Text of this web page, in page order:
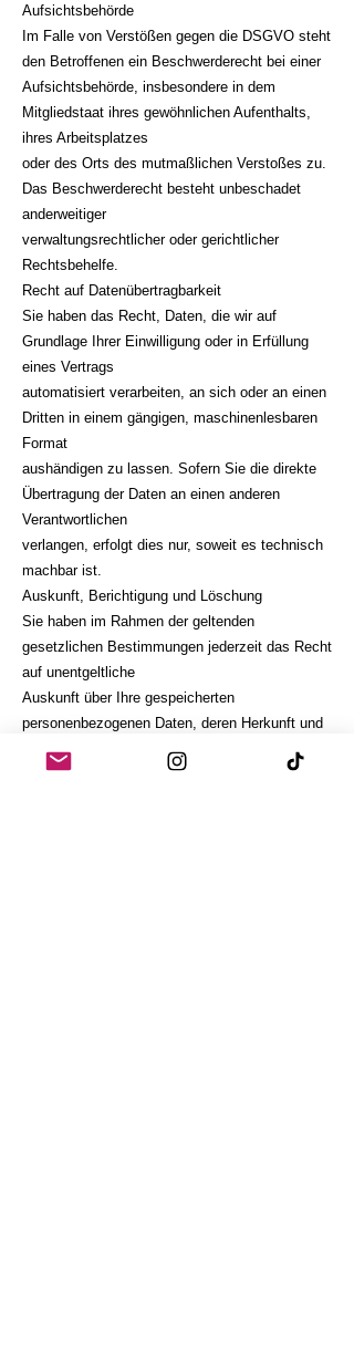
Aufsichtsbehörde
Im Falle von Verstößen gegen die DSGVO steht
den Betroffenen ein Beschwerderecht bei einer
Aufsichtsbehörde, insbesondere in dem
Mitgliedstaat ihres gewöhnlichen Aufenthalts,
ihres Arbeitsplatzes
oder des Orts des mutmaßlichen Verstoßes zu.
Das Beschwerderecht besteht unbeschadet
anderweitiger
verwaltungsrechtlicher oder gerichtlicher
Rechtsbehelfe.
Recht auf Datenübertragbarkeit
Sie haben das Recht, Daten, die wir auf
Grundlage Ihrer Einwilligung oder in Erfüllung
eines Vertrags
automatisiert verarbeiten, an sich oder an einen
Dritten in einem gängigen, maschinenlesbaren
Format
aushändigen zu lassen. Sofern Sie die direkte
Übertragung der Daten an einen anderen
Verantwortlichen
verlangen, erfolgt dies nur, soweit es technisch
machbar ist.
Auskunft, Berichtigung und Löschung
Sie haben im Rahmen der geltenden
gesetzlichen Bestimmungen jederzeit das Recht
auf unentgeltliche
Auskunft über Ihre gespeicherten
personenbezogenen Daten, deren Herkunft und
Empfänger und den
Zweck der Datenverarbeitung und ggf. ein Recht